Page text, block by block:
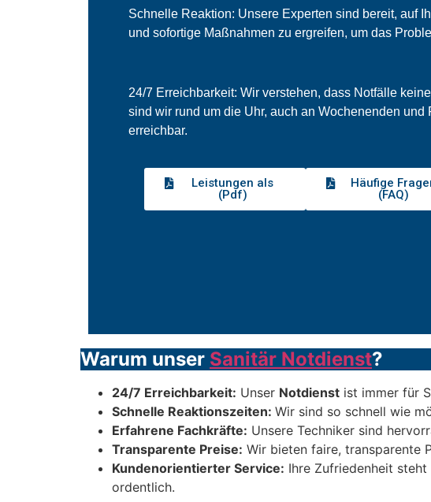
Schnelle Reaktion: Unsere Experten sind bereit, auf
und sofortige Maßnahmen zu ergreifen, um das
24/7 Erreichbarkeit: Wir verstehen, dass Notfälle
sind wir rund um die Uhr, auch an Wochenenden und
erreichbar.
Leistungen als
(Pdf)
Häufige
(FAQ)
Warum unser Sanitär Notdienst?
24/7 Erreichbarkeit: Unser Notdienst ist immer für
Schnelle Reaktionszeiten: Wir sind so schnell wie
Erfahrene Fachkräfte: Unsere Techniker sind
Transparente Preise: Wir bieten faire, transparente
Kundenorientierter Service: Ihre Zufriedenheit
ordentlich.